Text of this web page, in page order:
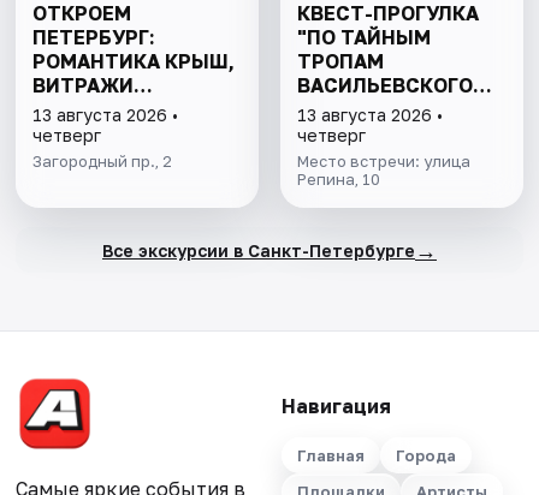
ОТКРОЕМ
ПЕТЕРБУРГ:
РОМАНТИКА КРЫШ,
ВИТРАЖИ
ПАРАДНЫХ И
ЛАБИРИНТЫ
ДВОРОВ
13 августа 2026 •
четверг
Загородный пр., 2
КВЕСТ-ПРОГУЛКА
"ПО ТАЙНЫМ
ТРОПАМ
ВАСИЛЬЕВСКОГО
ОСТРОВА"
13 августа 2026 •
четверг
Место встречи: улица
Репина, 10
Все экскурсии в Санкт-Петербурге →
Самые яркие события в
Навигация
Главная
Города